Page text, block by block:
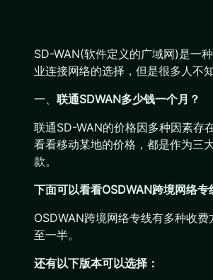
SD-WAN(软件定义的广域网)是一
业连接网络的选择，但是很多人不
一、 联通SDWAN多少钱一个月？
联通SD-WAN的价格因多种因素存
看看移动某地的价格，都是作为三
款。
下面可以看看OSDWAN跨境网络专
OSDWAN跨境网络专线有多种收
至一半。
还有以下版本可以选择：